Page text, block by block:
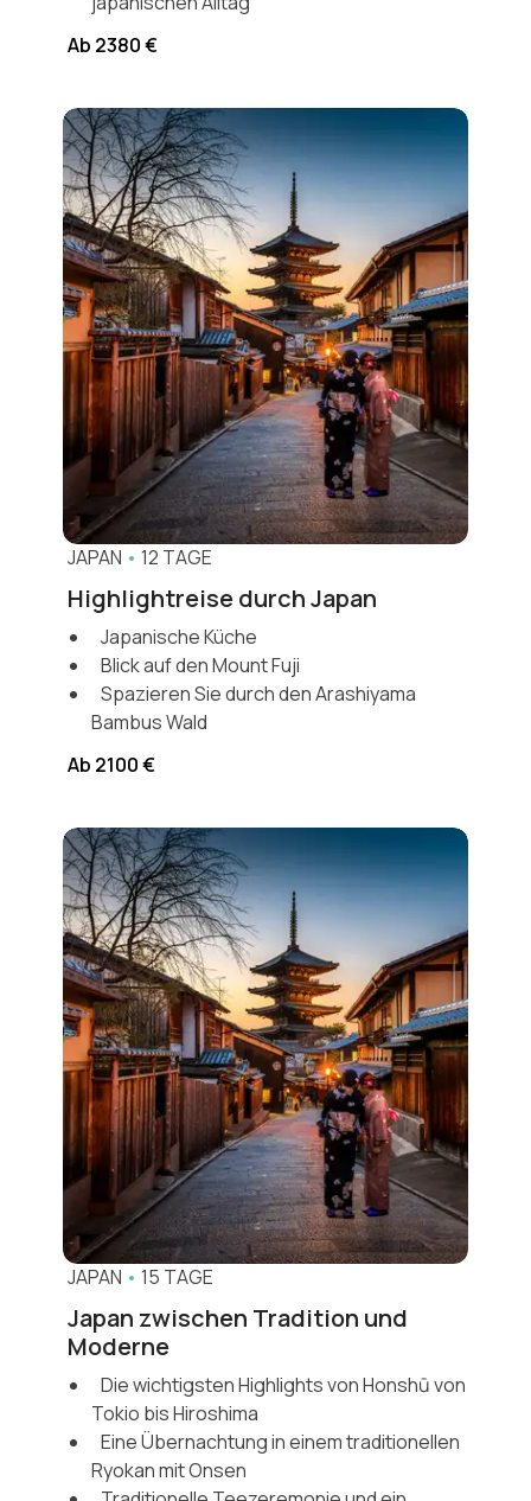
Ab 2380 €
JAPAN • 12 TAGE
Highlightreise durch Japan
Japanische Küche
Blick auf den Mount Fuji
Spazieren Sie durch den Arashiyama
Bambus Wald
Ab 2100 €
JAPAN • 15 TAGE
Japan zwischen Tradition und
Moderne
Die wichtigsten Highlights von Honshū von
Tokio bis Hiroshima
Eine Übernachtung in einem traditionellen
Ryokan mit Onsen